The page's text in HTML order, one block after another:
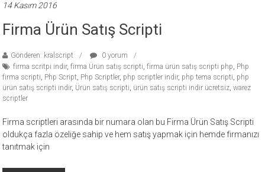
14 Kasım 2016
Firma Ürün Satış Scripti
Gönderen: kralscript
0 yorum
firma scritpi indir,firma Ürün satış scripti,firma ürün satış scripti php, Php
firma scripti, Php Script, Php Scriptler, php scriptler indir, php tema scripti, php
ürün satış scripti indir, Ürün satış scripti, ürün satış scripti indir ücretsiz,warez
scriptler
Firma scriptleri arasında bir numara olan bu Firma Ürün Satış Scripti
oldukça fazla özeliğe sahip ve hem satış yapmak için hemde firmanızı
tanıtmak için